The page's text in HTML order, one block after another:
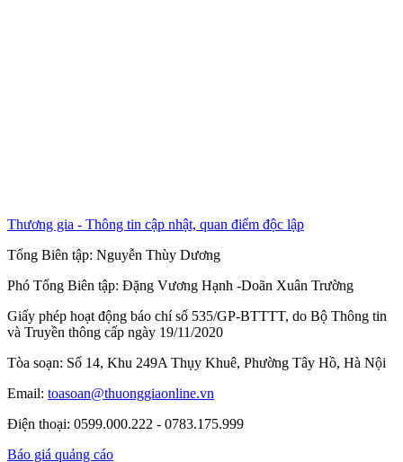
Thương gia - Thông tin cập nhật, quan điểm độc lập
Tổng Biên tập: Nguyễn Thùy Dương
Phó Tổng Biên tập: Đặng Vương Hạnh -Doãn Xuân Trường
Giấy phép hoạt động báo chí số 535/GP-BTTTT, do Bộ Thông tin
và Truyền thông cấp ngày 19/11/2020
Tòa soạn: Số 14, Khu 249A Thụy Khuê, Phường Tây Hồ, Hà Nội
Email: toasoan@thuonggiaonline.vn
Điện thoại: 0599.000.222 - 0783.175.999
Báo giá quảng cáo